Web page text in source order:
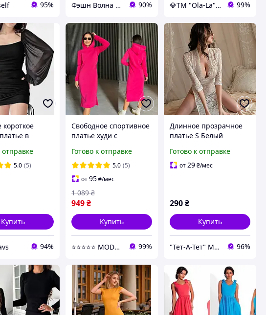
95% Фэшн Волна | Fashion Wave 90% 💎TM "Ola-La" - якісний одяг від виробника 💎 99%
короткое
в
с
объемным
отправке
5.0 (5)
Купить
94%
Свободное спортивное
платье худи с
женское платье
толстовка на флисе
зимнее теплое платье
Готово к отправке
5.0 (5)
от95 ₴/мес
949 ₴
1 089 ₴
Купить
⭐⭐⭐⭐⭐ MODNI ⭐⭐⭐⭐⭐ 99%
Длинное прозрачное
платье S Белый
Готово к отправке
от29₴/мес
290₴
Купить
"Тет-А-Тет" Магазин белья и тайных желаний 96%